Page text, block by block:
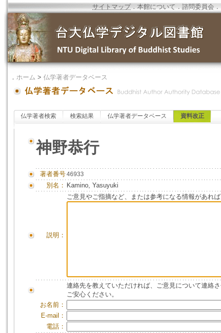
サイトマップ．本館について ．諮問委員会 ．
． ホーム > 仏学著者データベース
仏学著者検索 検索結果 仏学著者データベース 資料改正
神野恭行
著者番号46933
別名： Kamino, Yasuyuki
説明：
ご意見やご指摘など、または参考になる情報があれ
連絡先を教えていただければ、ご意見について連絡
ご安心ください。
お名前：
E-mail：
電話：